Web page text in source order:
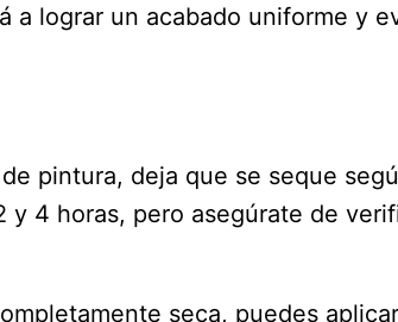
a lograr un acabado uniforme y
pintura, deja que se seque
y 4 horas, pero asegúrate de
seca, puedes